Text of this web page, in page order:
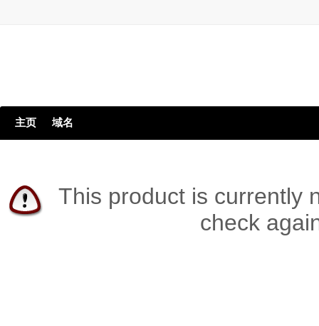
主页 域名
This product is currently
check